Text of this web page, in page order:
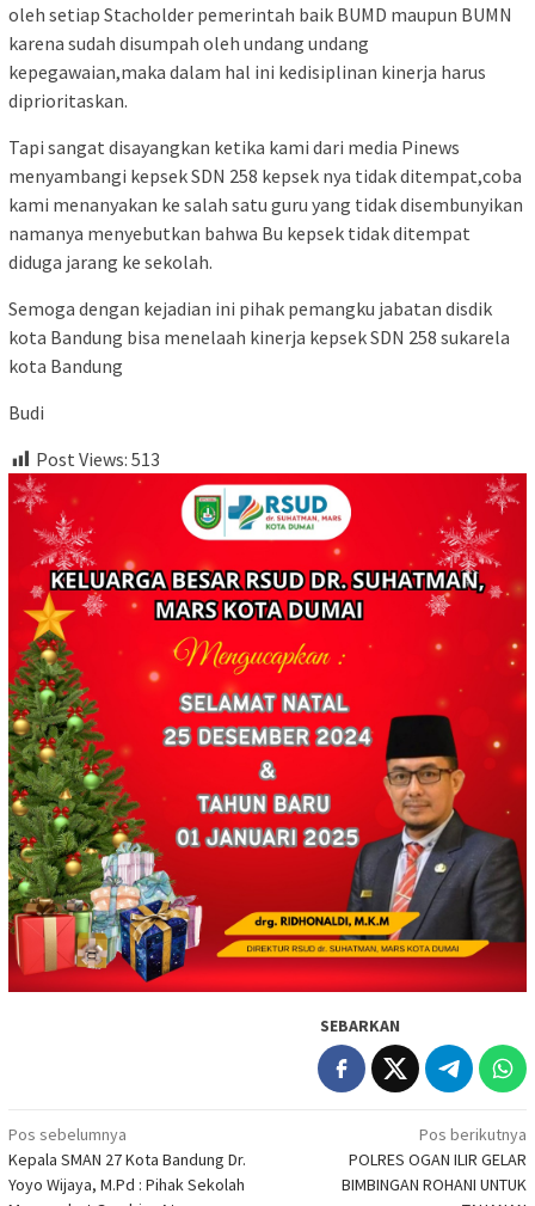
oleh setiap Stacholder pemerintah baik BUMD maupun BUMN
karena sudah disumpah oleh undang undang
kepegawaian,maka dalam hal ini kedisiplinan kinerja harus
diprioritaskan.
Tapi sangat disayangkan ketika kami dari media Pinews
menyambangi kepsek SDN 258 kepsek nya tidak ditempat,coba
kami menanyakan ke salah satu guru yang tidak disembunyikan
namanya menyebutkan bahwa Bu kepsek tidak ditempat
diduga jarang ke sekolah.
Semoga dengan kejadian ini pihak pemangku jabatan disdik
kota Bandung bisa menelaah kinerja kepsek SDN 258 sukarela
kota Bandung
Budi
Post Views: 513
SEBARKAN
Navigasi
pos
Pos sebelumnya
Kepala SMAN 27 Kota Bandung Dr.
Yoyo Wijaya, M.Pd : Pihak Sekolah
Pos berikutnya
POLRES OGAN ILIR GELAR
BIMBINGAN ROHANI UNTUK